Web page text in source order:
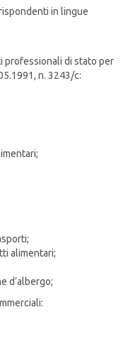
in lingue
professionali di stato per
n. 3243/c:
alimentari;
d’albergo;